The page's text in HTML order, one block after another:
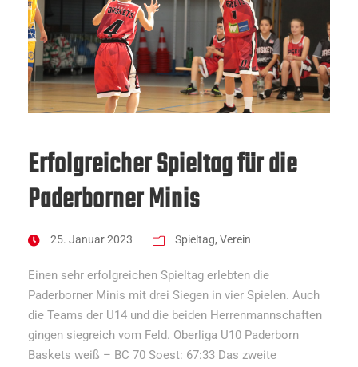
Erfolgreicher Spieltag für die
Paderborner Minis
25. Januar 2023 Spieltag, Verein
Einen sehr erfolgreichen Spieltag erlebten die
Paderborner Minis mit drei Siegen in vier Spielen. Auch
die Teams der U14 und die beiden Herrenmannschaften
gingen siegreich vom Feld. Oberliga U10 Paderborn
Baskets weiß – BC 70 Soest: 67:33 Das zweite